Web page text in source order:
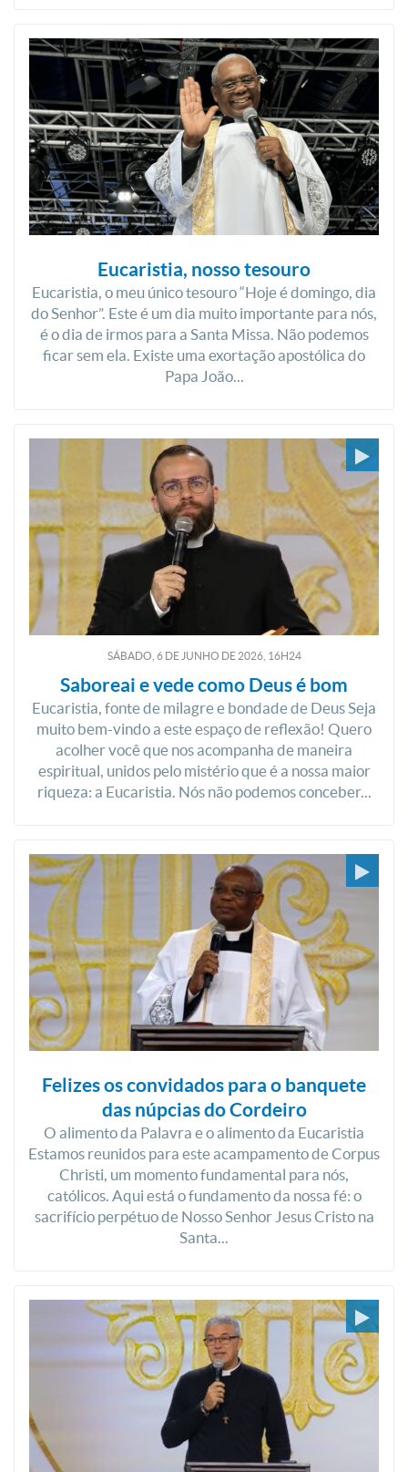
Eucaristia, nosso tesouro
Eucaristia, o meu único tesouro “Hoje é domingo, dia
do Senhor”. Este é um dia muito importante para nós,
é o dia de irmos para a Santa Missa. Não podemos
ficar sem ela. Existe uma exortação apostólica do
Papa João...
SÁBADO, 6DEJUNHO DE2026, 16H24
Saboreai e vede como Deus é bom
Eucaristia, fonte de milagre e bondade de Deus Seja
muito bem-vindo a este espaço de reflexão! Quero
acolher você que nos acompanha de maneira
espiritual, unidos pelo mistério que é a nossa maior
riqueza: a Eucaristia. Nós não podemos conceber...
Felizes os convidados para o banquete
das núpcias do Cordeiro
O alimento da Palavra e o alimento da Eucaristia
Estamos reunidos para este acampamento de Corpus
Christi, um momento fundamental para nós,
católicos. Aqui está o fundamento da nossa fé: o
sacrifício perpétuo de Nosso Senhor Jesus Cristo na
Santa...